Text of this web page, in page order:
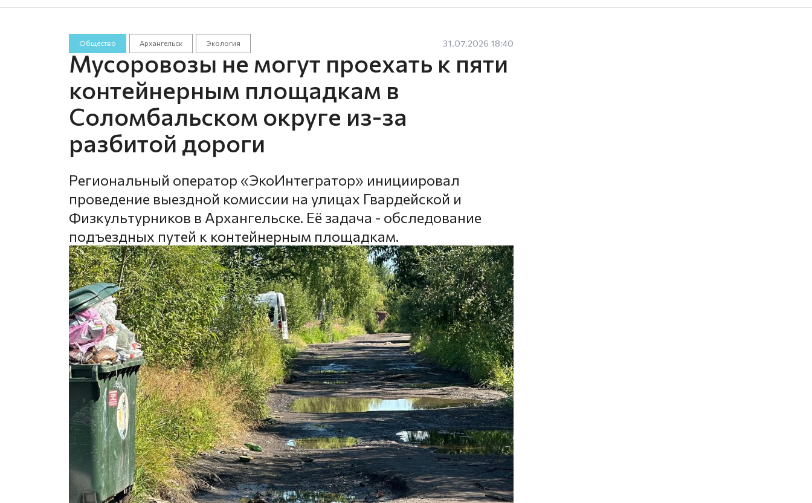
Общество Архангельск Экология 31.07.2026 18:40
Мусоровозы не могут проехать к пяти
контейнерным площадкам в
Соломбальском округе из-за
разбитой дороги
Региональный оператор «ЭкоИнтегратор» инициировал
проведение выездной комиссии на улицах Гвардейской и
Физкультурников в Архангельске. Её задача - обследование
подъездных путей к контейнерным площадкам.